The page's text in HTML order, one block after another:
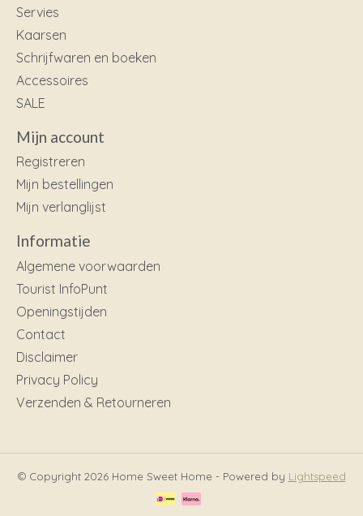
Servies
Kaarsen
Schrijfwaren en boeken
Accessoires
SALE
Mijn account
Registreren
Mijn bestellingen
Mijn verlanglijst
Informatie
Algemene voorwaarden
Tourist InfoPunt
Openingstijden
Contact
Disclaimer
Privacy Policy
Verzenden & Retourneren
© Copyright 2026 Home Sweet Home - Powered by Lightspeed